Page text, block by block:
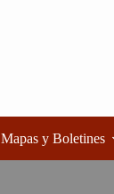
Mapas y Boletines